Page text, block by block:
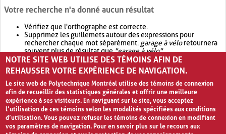
Votre recherche n'a donné aucun résultat
Vérifiez que l'orthographe est correcte.
Supprimez les guillemets autour des expressions pour
rechercher chaque mot séparément. garage à véloretournera
souvent plus de résultat que"garage à vélo".
Envisagez d'élargir votre recherche avec OR.garage OR vélo
retournera souvent plus de résultat quegarage à vélo
NOTRE SITE WEB UTILISE DES TÉMOINS AFIN DE
REHAUSSER VOTRE EXPÉRIENCE DE NAVIGATION.
Le site web de Polytechnique Montréal utilise des témoins de connexion
afin de recueillir des statistiques générales et offrir une meilleure
expérience à ses visiteurs. En naviguant sur le site, vous acceptez
l’utilisation de ces témoins selon les modalités spécifiées aux conditions
d’utilisation. Vous pouvez refuser les témoins de connexion en modifiant
vos paramètres de navigation. Pour en savoir plus sur le recours aux